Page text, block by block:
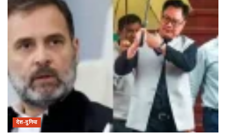
देश-दुनिया